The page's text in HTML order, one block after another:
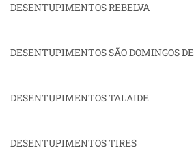
DESENTUPIMENTOS REBELVA
DESENTUPIMENTOS SÃO DOMINGOS
DESENTUPIMENTOS TALAIDE
DESENTUPIMENTOS TIRES